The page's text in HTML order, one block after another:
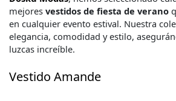
mejores vestidos de fiesta de verano
en cualquier evento estival. Nuestra
elegancia, comodidad y estilo,
luzcas increíble.
Vestido Amande